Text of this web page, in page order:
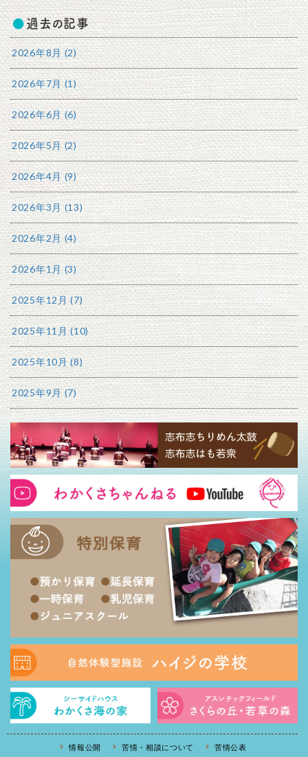
過去の記事
2026年8月 (2)
2026年7月 (1)
2026年6月 (6)
2026年5月 (2)
2026年4月 (9)
2026年3月 (13)
2026年2月 (4)
2026年1月 (3)
2025年12月 (7)
2025年11月 (10)
2025年10月 (8)
2025年9月 (7)
情報公開 苦情・相談について 苦情公表